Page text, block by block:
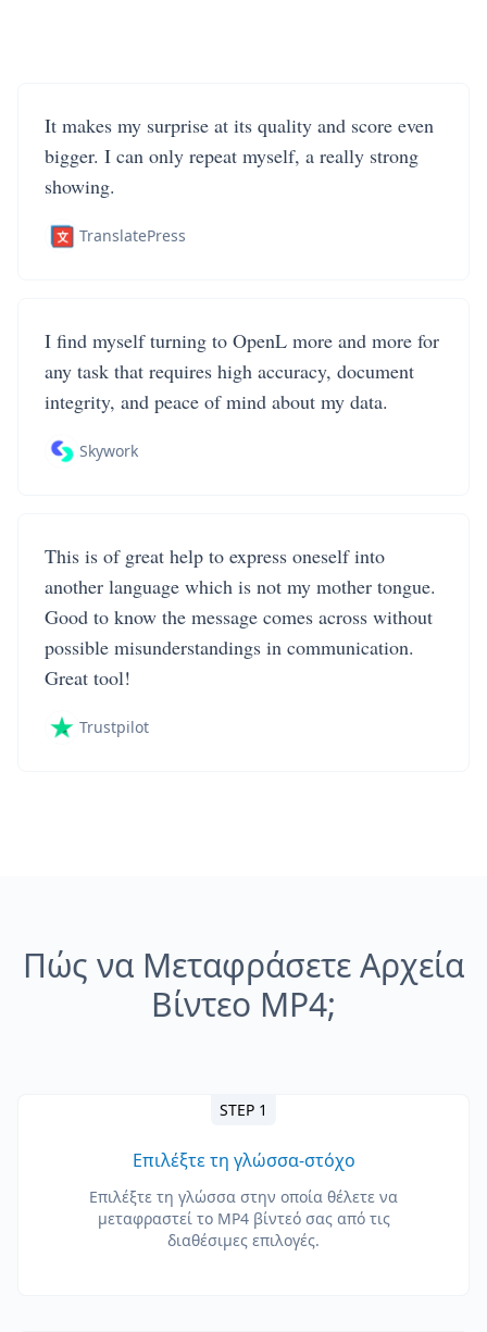
It makes my surprise at its quality and score even
bigger. I can only repeat myself, a really strong
showing.
TranslatePress
I find myself turning to OpenL more and more for
any task that requires high accuracy, document
integrity, and peace of mind about my data.
Skywork
This is of great help to express oneself into
another language which is not my mother tongue.
Good to know the message comes across without
possible misunderstandings in communication.
Great tool!
Trustpilot
Πώς να Μεταφράσετε Αρχεία
Βίντεο MP4;
STEP 1
Επιλέξτε τη γλώσσα-στόχο
Επιλέξτε τη γλώσσα στην οποία θέλετε να
μεταφραστεί το MP4 βίντεό σας από τις
διαθέσιμες επιλογές.